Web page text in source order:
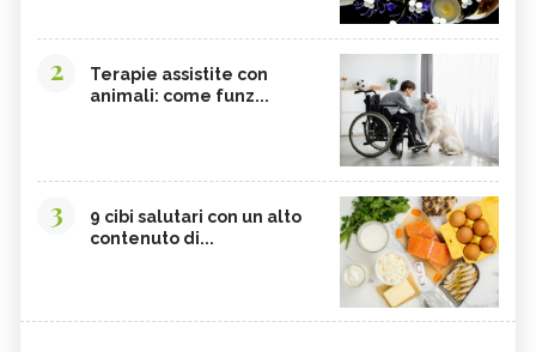
2
Terapie assistite con
animali: come funz...
3
9 cibi salutari con un alto
contenuto di...